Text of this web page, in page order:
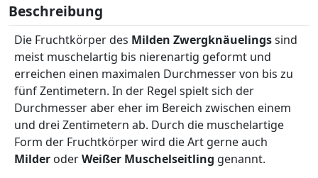
Beschreibung
Die Fruchtkörper des Milden Zwergknäuelingssind
meist muschelartig bis nierenartig geformt und
erreichen einen maximalen Durchmesser von bis zu
fünf Zentimetern. In der Regel spielt sich der
Durchmesser aber eher im Bereich zwischen einem
und drei Zentimetern ab. Durch die muschelartige
Form der Fruchtkörper wird die Art gerne auch
Milder oderWeißer Muschelseitling genannt.